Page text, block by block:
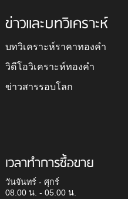
ข่าวและบทวิเคราะห์
บทวิเคราะห์ราคาทองคำ
วิดีโอวิเคราะห์ทองคำ
ข่าวสารรอบโลก
เวลาทำการซื้อขาย
วันจันทร์ - ศุกร์
08.00 น. - 05.00 น.